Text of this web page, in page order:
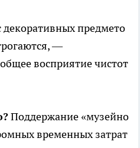
предмето
—
восприятие чистот
Поддержание «музейно
временных затрат